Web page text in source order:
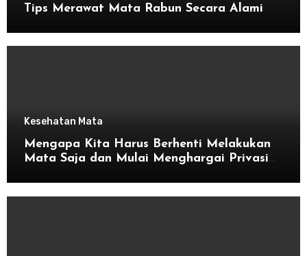
Tips Merawat Mata Rabun Secara Alami
Kesehatan Mata
Mengapa Kita Harus Berhenti Melakukan
Mata Saja dan Mulai Menghargai Privasi